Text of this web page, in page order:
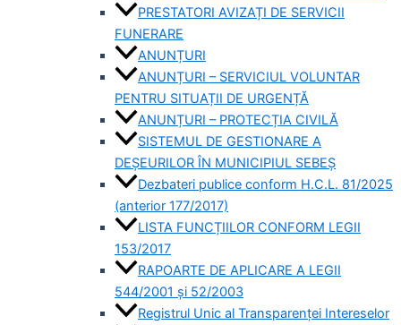
PRESTATORI AVIZAȚI DE SERVICII
FUNERARE
ANUNȚURI
ANUNȚURI – SERVICIUL VOLUNTAR
PENTRU SITUAȚII DE URGENȚĂ
ANUNȚURI – PROTECȚIA CIVILĂ
SISTEMUL DE GESTIONARE A
DEȘEURILOR ÎN MUNICIPIUL SEBEȘ
Dezbateri publice conform H.C.L. 81/2025
(anterior 177/2017)
LISTA FUNCȚIILOR CONFORM LEGII
153/2017
RAPOARTE DE APLICARE A LEGII
544/2001 și 52/2003
Registrul Unic al Transparenței Intereselor